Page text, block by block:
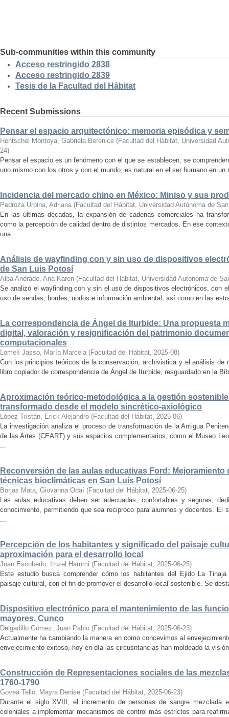
Sub-communities within this community
Acceso restringido 2838
Acceso restringido 2839
Tesis de la Facultad del Hábitat
Recent Submissions
Pensar el espacio arquitectónico: memoria episódica y
Hentschel Montoya, Gabriela Berenice (Facultad del Hábitat, Universidad
24)
Pensar el espacio es un fenómeno con el que se establecen, se
uno mismo con los otros y con el mundo; es natural en el ser humano en
Incidencia del mercado chino en México: Miniso y sus
Pedroza Urbina, Adriana (Facultad del Hábitat, Universidad Autónoma de
En las últimas décadas, la expansión de cadenas comerciales ha
como la percepción de calidad dentro de distintos mercados. En ese
una ...
Análisis de wayfinding con y sin uso de dispositivos
de San Luis Potosí
Alba Andrade, Ana Karen (Facultad del Hábitat, Universidad Autónoma de
Se analizó el wayfinding con y sin el uso de dispositivos electrónicos, con
uso de sendas, bordes, nodos e información ambiental, así como en las
La correspondencia de Ángel de Iturbide: Una propuesta
digital, valoración y resignificación del patrimonio
computacionales
Lomelí Jasso, María Marcela (Facultad del Hábitat, 2025-08)
Con los principios teóricos de la conservación, archivistica y el análisis de
libro copiador de correspondencia de Ángel de Iturbide, resguardado en la
Aproximación teórico-metodológica a la gestión
transformado desde el modelo sincrético-axiológico
López Tristán, Erick Alejandro (Facultad del Hábitat, 2025-06)
La investigación analiza el proceso de transformación de la Antigua
de las Artes (CEART) y sus espacios complementarios, como el Museo
...
Reconversión de las aulas educativas Ford:
técnicas bioclimáticas en San Luis Potosí
Borjas Mata, Giovanna Odaí (Facultad del Hábitat, 2025-06-25)
Las aulas educativas deben ser adecuadas, confortables y seguras,
conocimiento, permitiendo que sea reciproco para alumnos y docentes. El
...
Percepción de los habitantes y significado del paisaje
aproximación para el desarrollo local
Juan Escobedo, Ithzel Harumi (Facultad del Hábitat, 2025-06-25)
Este estudio busca comprender cómo los habitantes del Ejido La
paisaje cultural, con el fin de promover el desarrollo local sostenible. Se
Dispositivo electrónico para el mantenimiento de las
mayores. Cunco
Delgadillo Gómez, Juan Pablo (Facultad del Hábitat, 2025-06-23)
Actualmente ha cambiando la manera en como concevimos al
envejecimiento exitoso, hoy en día las circusntancias han moldeado la
Construcción de Representaciones sociales de las
1760-1790
Govea Tello, Mayra Denise (Facultad del Hábitat, 2025-06-23)
Durante el siglo XVIII, el incremento de personas de sangre
coloniales a implementar mecanismos de control más estrictos para